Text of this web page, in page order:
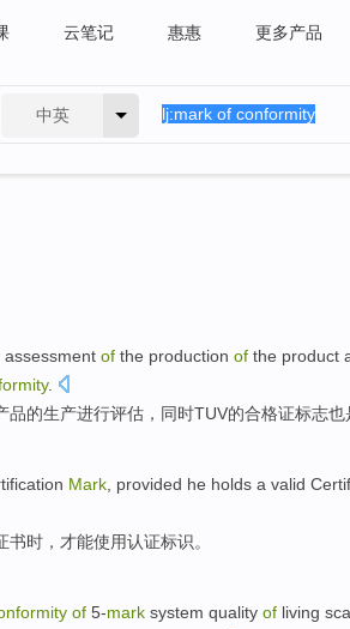
云笔记 惠惠 更多产品
中英
assessment of the production of the product
.
品的生产进行评估 ，同时TUV的合格证标志也
Mark , provided he holds a valid
书时，才能使用认证标识。
of 5-mark system quality of living